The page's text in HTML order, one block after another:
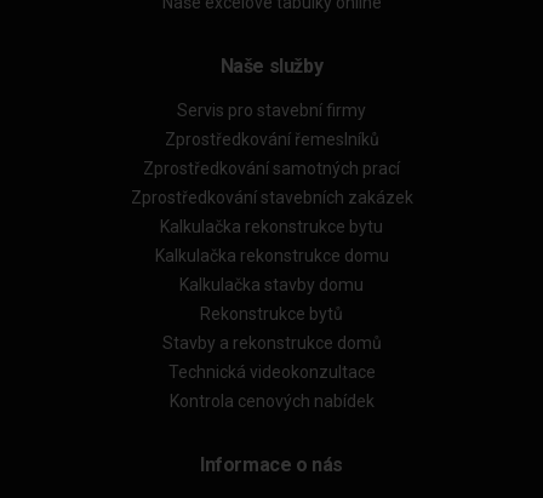
Naše služby
Servis pro stavební firmy
Zprostředkování řemeslníků
Zprostředkování samotných prací
Zprostředkování stavebních zakázek
Kalkulačka rekonstrukce bytu
Kalkulačka rekonstrukce domu
Kalkulačka stavby domu
Rekonstrukce bytů
Stavby a rekonstrukce domů
Technická videokonzultace
Kontrola cenových nabídek
Informace o nás